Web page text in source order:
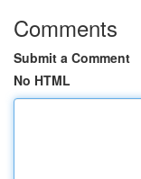
Comments
Submit a Comment
No HTML